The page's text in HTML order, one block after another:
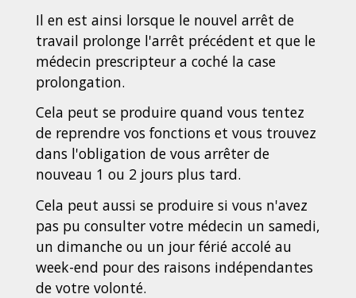
Il en est ainsi lorsque le nouvel arrêt de
travail prolonge l'arrêt précédent et que le
médecin prescripteur a coché la case
prolongation.
Cela peut se produire quand vous tentez
de reprendre vos fonctions et vous trouvez
dans l'obligation de vous arrêter de
nouveau 1 ou 2 jours plus tard.
Cela peut aussi se produire si vous n'avez
pas pu consulter votre médecin un samedi,
un dimanche ou un jour férié accolé au
week-end pour des raisons indépendantes
de votre volonté.